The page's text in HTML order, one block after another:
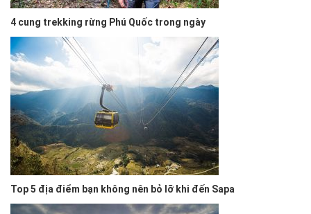
4 cung trekking rừng Phú Quốc trong ngày
Top 5 địa điểm bạn không nên bỏ lỡ khi đến Sapa